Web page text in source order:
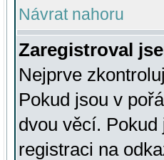
Návrat nahoru
Zaregistroval
Nejprve
Pokud jsou v
dvou věcí.
registraci na